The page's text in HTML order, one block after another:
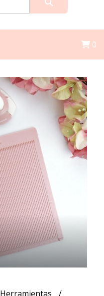
0
Herramientas